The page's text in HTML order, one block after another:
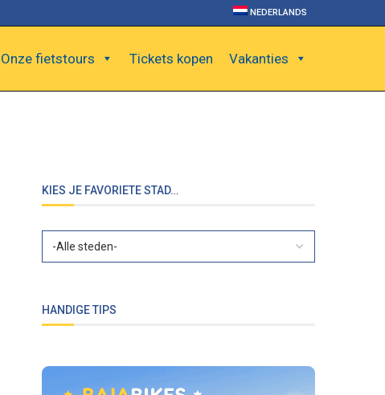
NEDERLANDS
Onze fietstours Tickets kopen Vakanties
KIES JE FAVORIETE STAD…
HANDIGE TIPS